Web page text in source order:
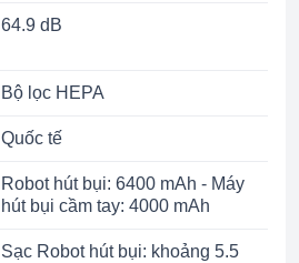
64.9 dB
Bộ lọc HEPA
Quốc tế
Robot hút bụi: 6400 mAh - Máy
hút bụi cầm tay: 4000 mAh
Sạc Robot hút bụi: khoảng 5.5